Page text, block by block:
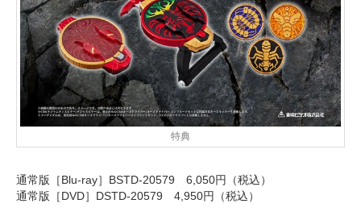
特典
通常版［Blu-ray］BSTD-20579 6,050円（税込）
通常版［DVD］DSTD-20579 4,950円（税込）